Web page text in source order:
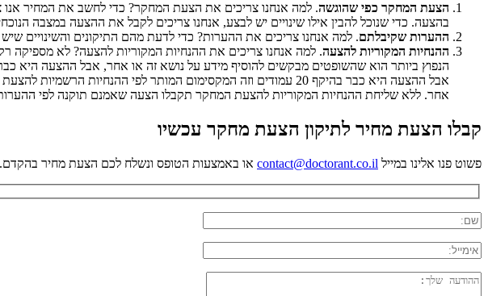
הצעת המחקר כפי שהוגשה. למה אנחנו צריכים את הצעת המחקר? כדי לחשב את המחיר אנו
בהצעה. כדי שנוכל להבין אילו שינויים יש לבצע, אנחנו צריכים לקבל את ההצעה במצבה
ההערות שקיבלתם. למה אנחנו צריכים את ההערות? כדי לדעת מהם התיקונים והשינויים
ההנחיות המקוריות להצעה. למה אנחנו צריכים את ההנחיות המקוריות להצעה? לא מספיקה
הנפוץ ביותר הוא שהשופטים מבקשים להוסיף מידע על נושא זה או אחר, אבל ההצעה היא
אבל ההצעה היא כבר בהיקף 20 עמודים וזה המקסימום המותר לפי
אחר. ללא שליחת ההנחיות המקוריות להצעת המחקר תקבלו הצעה שאמנם תוקנה לפי
קבלו הצעת מחיר לתיקון הצעת מחקר עכשיו
פשוט פנו אלינו במייל contact@doctorant.co.il או באמצעות הטופס ונשלח לכם הצעת מחיר בהקדם.